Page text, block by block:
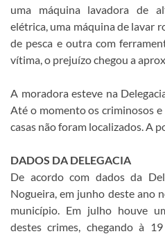
uma máquina lavadora de
elétrica, uma máquina de lavar
de pesca e outra com
vítima, o prejuízo chegou a
A moradora esteve na
Até o momento os criminosos
casas não foram localizados. A
DADOS DA DELEGACIA
De acordo com dados da
Nogueira, em junho deste ano
município. Em julho houve
destes crimes, chegando à